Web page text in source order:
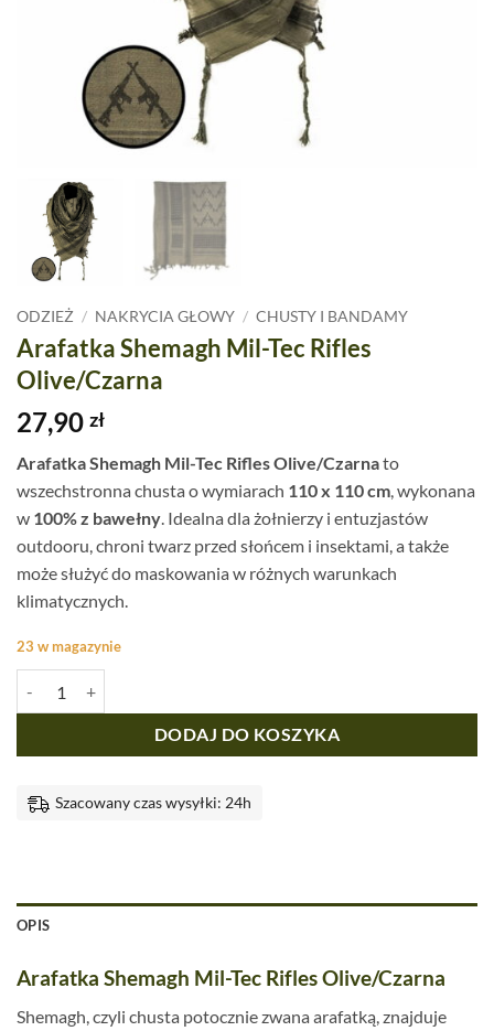
ODZIEŻ / NAKRYCIA GŁOWY / CHUSTY I BANDAMY
Arafatka Shemagh Mil-Tec Rifles
Olive/Czarna
27,90 zł
Arafatka Shemagh Mil-Tec Rifles Olive/Czarnato
wszechstronna chusta o wymiarach 110 x 110 cm, wykonana
w 100% z bawełny. Idealna dla żołnierzy i entuzjastów
outdooru, chroni twarz przed słońcem i insektami, a także
może służyć do maskowania w różnych warunkach
klimatycznych.
23 w magazynie
DODAJ DO KOSZYKA
Szacowany czas wysyłki: 24h
OPIS
Arafatka Shemagh Mil-Tec Rifles Olive/Czarna
Shemagh, czyli chusta potocznie zwana arafatką, znajduje